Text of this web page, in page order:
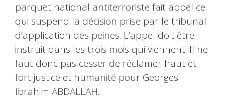
parquet national antiterroriste fait appel ce
qui suspend la décision prise par le tribunal
d’application des peines. L’appel doit être
instruit dans les trois mois qui viennent. Il ne
faut donc pas cesser de réclamer haut et
fort justice et humanité pour Georges
Ibrahim ABDALLAH.